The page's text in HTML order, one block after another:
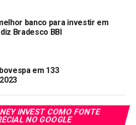
em escritório do IRB
do 4º trimestre sobe 26%
banco para investir em
Bradesco BBI
em 133
INVEST COMO FONTE
NO GOOGLE